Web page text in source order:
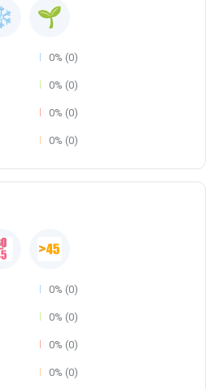
0% (0)
0% (0)
0% (0)
0% (0)
0% (0)
0% (0)
0% (0)
0% (0)